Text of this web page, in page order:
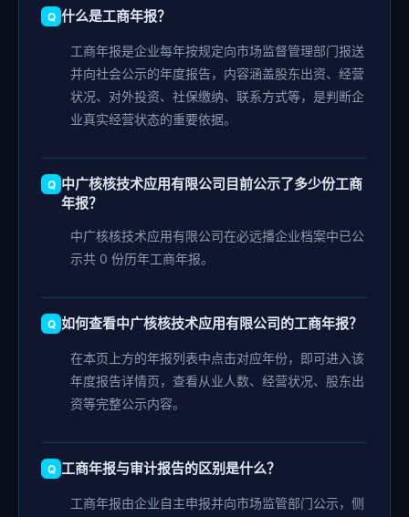
什么是工商年报？
工商年报是企业每年按规定向市场监督管理部门报送
并向社会公示的年度报告，内容涵盖股东出资、经营
状况、对外投资、社保缴纳、联系方式等，是判断企
业真实经营状态的重要依据。
中广核核技术应用有限公司目前公示了多少份工商
年报？
中广核核技术应用有限公司在必远播企业档案中已公
示共 0 份历年工商年报。
如何查看中广核核技术应用有限公司的工商年报？
在本页上方的年报列表中点击对应年份，即可进入该
年度报告详情页，查看从业人数、经营状况、股东出
资等完整公示内容。
工商年报与审计报告的区别是什么？
工商年报由企业自主申报并向市场监管部门公示，侧